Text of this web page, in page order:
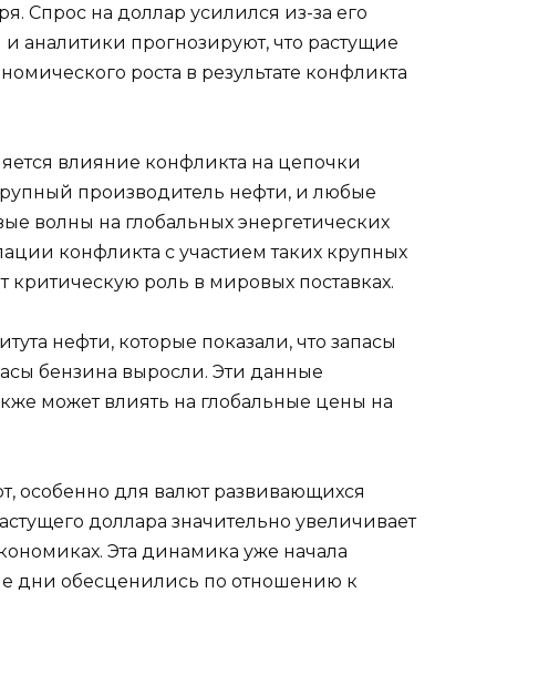
Спрос на доллар усилился из-за его
аналитики прогнозируют, что растущие
роста в результате конфликта
влияние конфликта на цепочки
производитель нефти, и любые
волны на глобальных энергетических
конфликта с участием таких крупных
критическую роль в мировых поставках.
нефти, которые показали, что запасы
бензина выросли. Эти данные
может влиять на глобальные цены на
особенно для валют развивающихся
доллара значительно увеличивает
Эта динамика уже начала
дни обесценились по отношению к